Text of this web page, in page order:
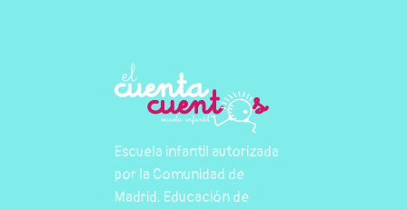
Escuela infantil autorizada
por la Comunidad de
Madrid. Educación de